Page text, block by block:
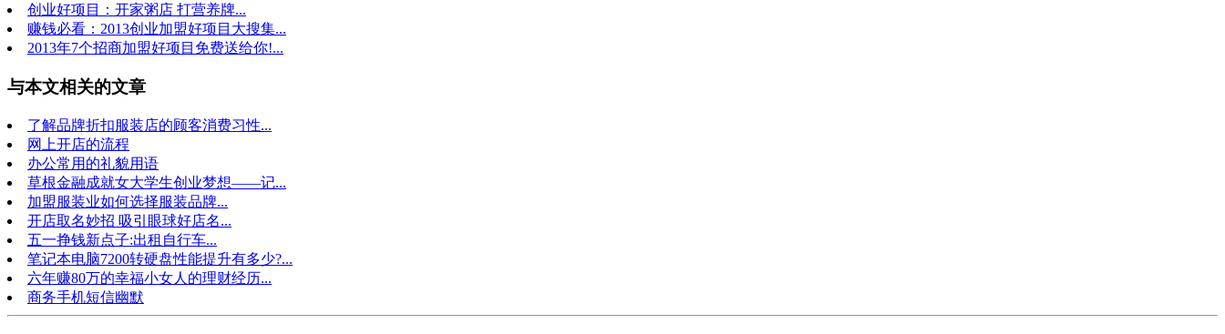
创业好项目：开家粥店 打营养牌...
赚钱必看：2013创业加盟好项目大搜集...
2013年7个招商加盟好项目免费送给你!...
与本文相关的文章
了解品牌折扣服装店的顾客消费习性...
网上开店的流程
办公常用的礼貌用语
草根金融成就女大学生创业梦想——记...
加盟服装业如何选择服装品牌...
开店取名妙招 吸引眼球好店名...
五一挣钱新点子:出租自行车...
笔记本电脑7200转硬盘性能提升有多少?...
六年赚80万的幸福小女人的理财经历...
商务手机短信幽默